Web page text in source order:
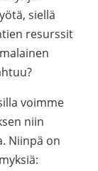
siellä
resurssit
voimme
niin
Niinpä on